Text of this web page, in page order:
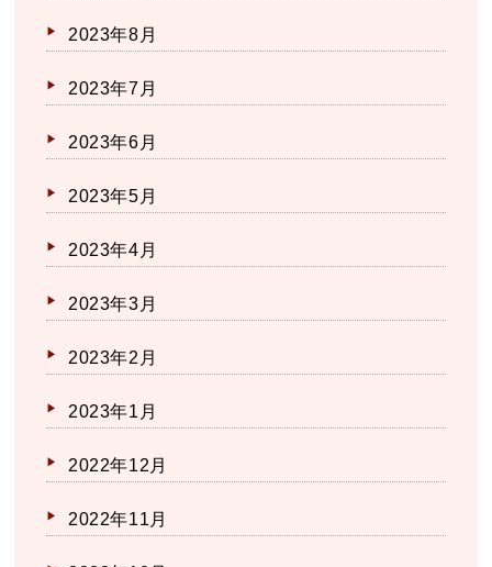
2023年8月
2023年7月
2023年6月
2023年5月
2023年4月
2023年3月
2023年2月
2023年1月
2022年12月
2022年11月